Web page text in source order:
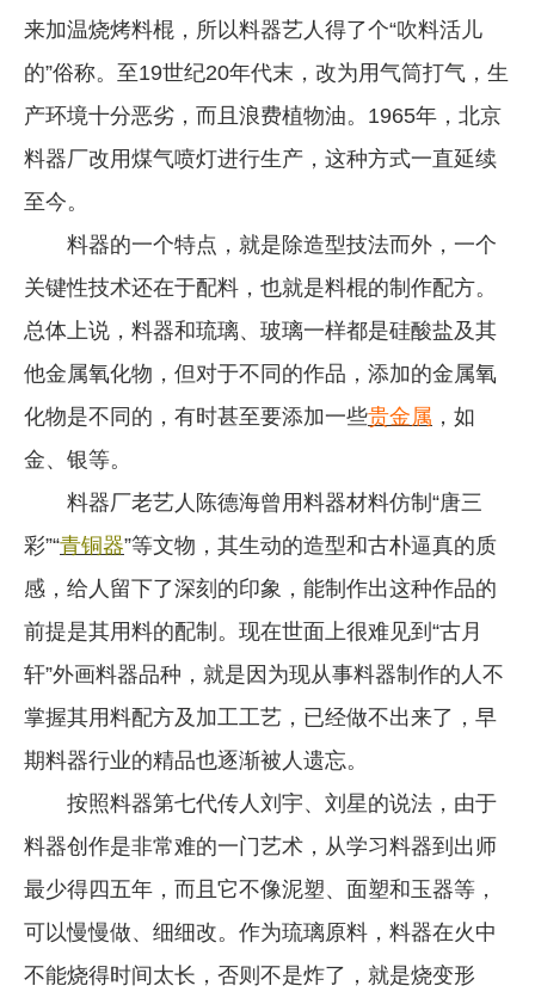
来加温烧烤料棍，所以料器艺人得了个“吹料活儿
的”俗称。至19世纪20年代末，改为用气筒打气，生
产环境十分恶劣，而且浪费植物油。1965年，北京
料器厂改用煤气喷灯进行生产，这种方式一直延续
至今。
料器的一个特点，就是除造型技法而外，一个
关键性技术还在于配料，也就是料棍的制作配方。
总体上说，料器和琉璃、玻璃一样都是硅酸盐及其
他金属氧化物，但对于不同的作品，添加的金属氧
化物是不同的，有时甚至要添加一些贵金属 ，如
金、银等。
料器厂老艺人陈德海曾用料器材料仿制“唐三
彩”“青铜器”等文物，其生动的造型和古朴逼真的质
感，给人留下了深刻的印象，能制作出这种作品的
前提是其用料的配制。现在世面上很难见到“古月
轩”外画料器品种，就是因为现从事料器制作的人不
掌握其用料配方及加工工艺，已经做不出来了，早
期料器行业的精品也逐渐被人遗忘。
按照料器第七代传人刘宇、刘星的说法，由于
料器创作是非常难的一门艺术，从学习料器到出师
最少得四五年，而且它不像泥塑、面塑和玉器等，
可以慢慢做、细细改。作为琉璃原料，料器在火中
不能烧得时间太长，否则不是炸了，就是烧变形